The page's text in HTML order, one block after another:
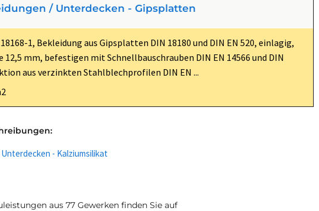
/ Unterdecken - Gipsplatten
1, Bekleidung aus Gipsplatten DIN 18180 und DIN EN 520, einlagig,
12,5 mm, befestigen mit Schnellbauschrauben DIN EN 14566 und DIN
aus verzinkten Stahlblechprofilen DIN EN ...
- Kalziumsilikat
aus 77 Gewerken finden Sie auf